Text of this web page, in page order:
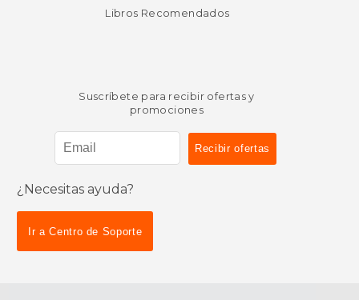
Libros Recomendados
Suscríbete para recibir ofertas y
promociones
¿Necesitas ayuda?
Ir a Centro de Soporte